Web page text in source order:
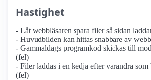
Hastighet
- Låt webbläsaren spara filer så sidan
- Huvudbilden kan hittas snabbare av
- Gammaldags programkod skickas till
(fel)
- Filer laddas i en kedja efter varandra som
(fel)